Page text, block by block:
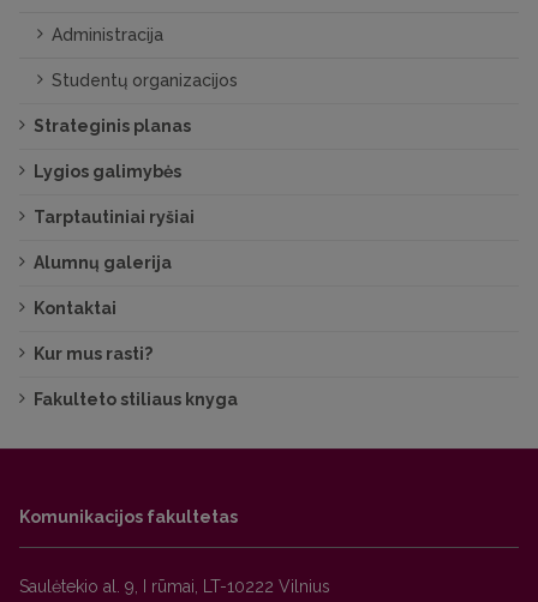
Administracija
Studentų organizacijos
Strateginis planas
Lygios galimybės
Tarptautiniai ryšiai
Alumnų galerija
Kontaktai
Kur mus rasti?
Fakulteto stiliaus knyga
Komunikacijos fakultetas
Saulėtekio al. 9, I rūmai, LT-10222 Vilnius